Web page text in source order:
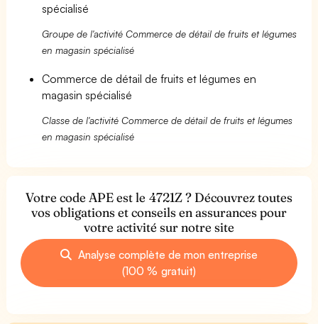
spécialisé
Groupe de l'activité Commerce de détail de fruits et légumes
en magasin spécialisé
Commerce de détail de fruits et légumes en
magasin spécialisé
Classe de l'activité Commerce de détail de fruits et légumes
en magasin spécialisé
Votre code APE est le 4721Z ? Découvrez toutes
vos obligations et conseils en assurances pour
votre activité sur notre site
Analyse complète de mon entreprise
(100 % gratuit)